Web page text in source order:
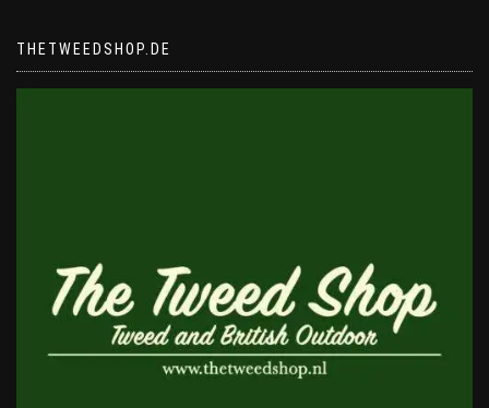
THETWEEDSHOP.DE